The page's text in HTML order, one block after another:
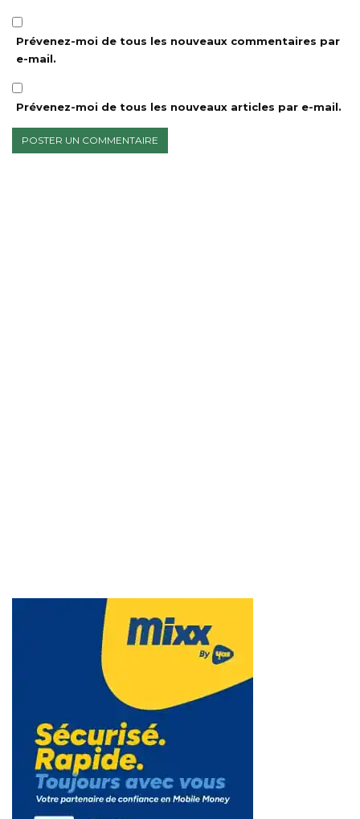
Prévenez-moi de tous les nouveaux commentaires par
e-mail.
Prévenez-moi de tous les nouveaux articles par e-mail.